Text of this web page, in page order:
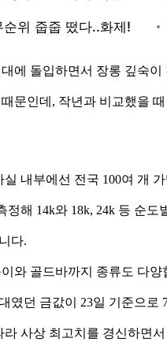
에 돌입하면서 장롱 깊숙
문인데, 작년과 비교했을
내부에선 전국 100여 개
정해 14k와 18k, 24k 등 순
다.
와 골드바까지 종류도 다양
였던 금값이 23일 기준으
사상 최고치를 경신하면